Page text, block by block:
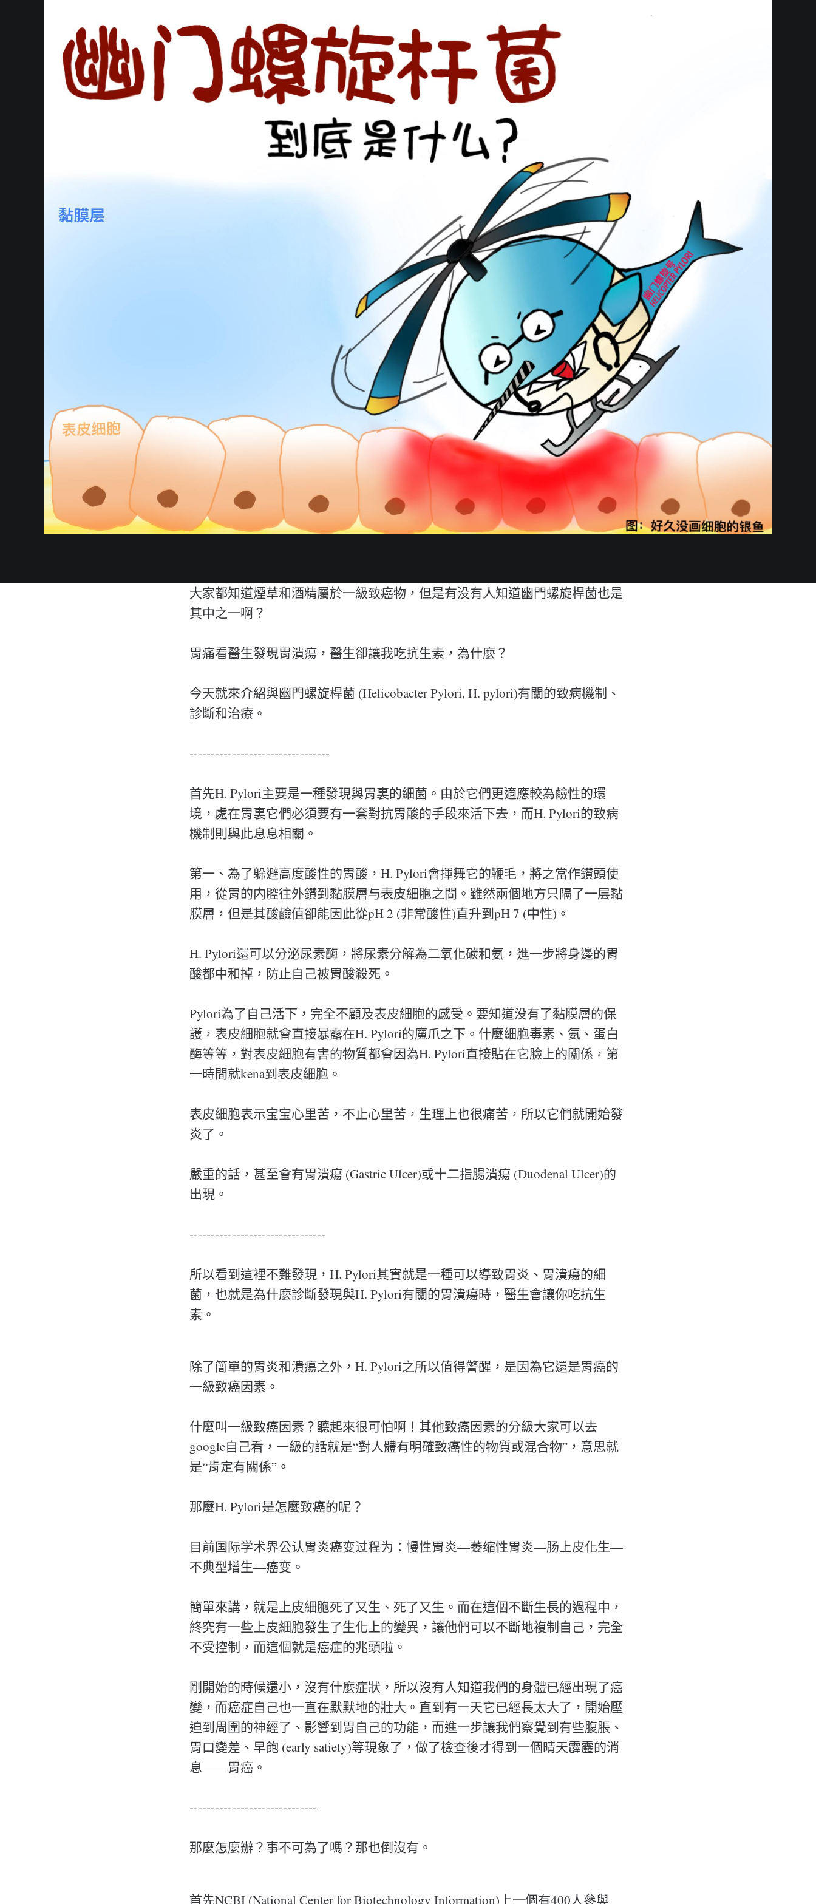
大家都知道煙草和酒精屬於一級致癌物，但是有没有人知道幽門螺旋桿菌也是
其中之一啊？
胃痛看醫生發現胃潰瘍，醫生卻讓我吃抗生素，為什麼？
今天就來介紹與幽門螺旋桿菌 (Helicobacter Pylori, H. pylori)有關的致病機制、
診斷和治療。
---------------------------------
首先H. Pylori主要是一種發現與胃裏的細菌。由於它們更適應較為鹼性的環
境，處在胃裏它們必須要有一套對抗胃酸的手段來活下去，而H. Pylori的致病
機制則與此息息相關。
第一、為了躲避高度酸性的胃酸，H. Pylori會揮舞它的鞭毛，將之當作鑽頭使
用，從胃的内腔往外鑽到黏膜層与表皮細胞之間。雖然兩個地方只隔了一层黏
膜層，但是其酸鹼值卻能因此從pH 2 (非常酸性)直升到pH 7 (中性)。
H. Pylori還可以分泌尿素酶，將尿素分解為二氧化碳和氨，進一步將身邊的胃
酸都中和掉，防止自己被胃酸殺死。
Pylori為了自己活下，完全不顧及表皮細胞的感受。要知道没有了黏膜層的保
護，表皮細胞就會直接暴露在H. Pylori的魔爪之下。什麼細胞毒素、氨、蛋白
酶等等，對表皮細胞有害的物質都會因為H. Pylori直接貼在它臉上的關係，第
一時間就kena到表皮細胞。
表皮細胞表示宝宝心里苦，不止心里苦，生理上也很痛苦，所以它們就開始發
炎了。
嚴重的話，甚至會有胃潰瘍 (Gastric Ulcer)或十二指腸潰瘍 (Duodenal Ulcer)的
出現。
--------------------------------
所以看到這裡不難發現，H. Pylori其實就是一種可以導致胃炎、胃潰瘍的細
菌，也就是為什麼診斷發現與H. Pylori有關的胃潰瘍時，醫生會讓你吃抗生
素。
除了簡單的胃炎和潰瘍之外，H. Pylori之所以值得警醒，是因為它還是胃癌的
一級致癌因素。
什麼叫一級致癌因素？聽起來很可怕啊！其他致癌因素的分級大家可以去
google自己看，一級的話就是“對人體有明確致癌性的物質或混合物”，意思就
是“肯定有關係”。
那麼H. Pylori是怎麼致癌的呢？
目前国际学术界公认胃炎癌变过程为：慢性胃炎—萎缩性胃炎—肠上皮化生—
不典型增生—癌变。
簡單來講，就是上皮細胞死了又生、死了又生。而在這個不斷生長的過程中，
終究有一些上皮細胞發生了生化上的變異，讓他們可以不斷地複制自己，完全
不受控制，而這個就是癌症的兆頭啦。
剛開始的時候還小，沒有什麼症狀，所以沒有人知道我們的身體已經出現了癌
變，而癌症自己也一直在默默地的壯大。直到有一天它已經長太大了，開始壓
迫到周圍的神經了、影響到胃自己的功能，而進一步讓我們察覺到有些腹脹、
胃口變差、早飽 (early satiety)等現象了，做了檢查後才得到一個晴天霹靂的消
息——胃癌。
------------------------------
那麼怎麼辦？事不可為了嗎？那也倒沒有。
首先NCBI (National Center for Biotechnology Information)上一個有400人參與